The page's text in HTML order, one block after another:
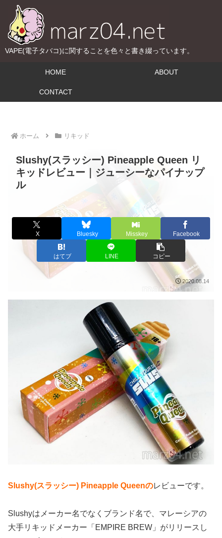
VAPE(電子タバコ)に関することを色々と書き綴っています。
HOME ABOUT
CONTACT
ホーム リキッド
Slushy(スラッシー) Pineapple Queen リ
キッドレビュー｜ジューシーなパイナップ
ル
X Bluesky Misskey Facebook
はてブ LINE コピー
2020.08.14
Slushy(スラッシー) Pineapple Queenのレビューです。
Slushyはメーカー名でなくブランド名で、マレーシアの
大手リキッドメーカー「EMPIRE BREW」がリリースし